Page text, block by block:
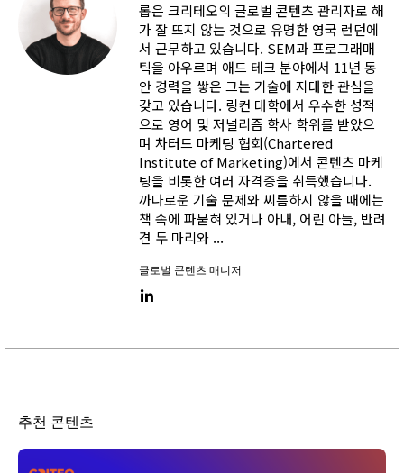
롭은 크리테오의 글로벌 콘텐츠 관리자로 해
가 잘 뜨지 않는 것으로 유명한 영국 런던에
서 근무하고 있습니다. SEM과 프로그래매
틱을 아우르며 애드 테크 분야에서 11년 동
안 경력을 쌓은 그는 기술에 지대한 관심을
갖고 있습니다. 링컨 대학에서 우수한 성적
으로 영어 및 저널리즘 학사 학위를 받았으
며 차터드 마케팅 협회(Chartered
Institute of Marketing)에서 콘텐츠 마케
팅을 비롯한 여러 자격증을 취득했습니다.
까다로운 기술 문제와 씨름하지 않을 때에는
책 속에 파묻혀 있거나 아내, 어린 아들, 반려
견 두 마리와 ...
글로벌 콘텐츠 매니저
LinkedIn link
추천 콘텐츠